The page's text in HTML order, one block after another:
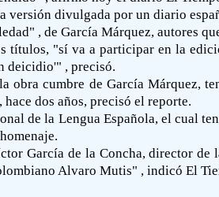
divulgada por un diario
, de García Márquez, autores
títulos, "sí va a participar en la
deicidio'" , precisó.
obra cumbre de García Márquez,
dos años, precisó el reporte.
de la Lengua Española, el cual
García de la Concha, director
Alvaro Mutis" , indicó El